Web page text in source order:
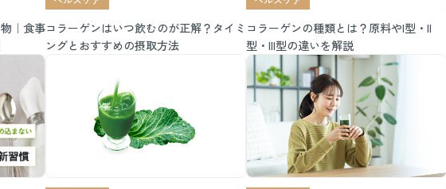
｜食事コラーゲンはいつ飲むのが正解？タイミ
ングとおすすめの摂取方法
コラーゲンの種類とは？原料やI型・II
型・III型の違いを解説